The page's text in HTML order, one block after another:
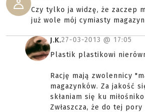
Czy tylko ja widzę, że zaczep
już wole mój cymiasty
J.K.27-03-2013 @ 17:05
Plastik plastikowi
Rację mają zwolennicy
magazynków. Za jakość
skłaniam się ku
Zwłaszcza, że do tej pory